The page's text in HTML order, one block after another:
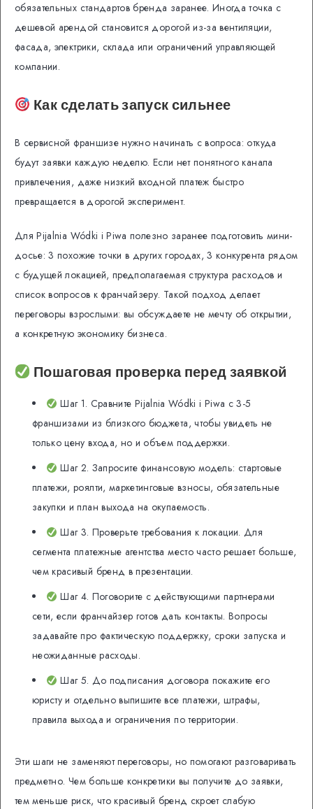
обязательных стандартов бренда заранее. Иногда точка с
дешевой арендой становится дорогой из-за вентиляции,
фасада, электрики, склада или ограничений управляющей
компании.
Как сделать запуск сильнее
В сервисной франшизе нужно начинать с вопроса: откуда
будут заявки каждую неделю. Если нет понятного канала
привлечения, даже низкий входной платеж быстро
превращается в дорогой эксперимент.
Для Pijalnia Wódki i Piwa полезно заранее подготовить мини-
досье: 3 похожие точки в других городах, 3 конкурента рядом
с будущей локацией, предполагаемая структура расходов и
список вопросов к франчайзеру. Такой подход делает
переговоры взрослыми: вы обсуждаете не мечту об открытии,
а конкретную экономику бизнеса.
Пошаговая проверка перед заявкой
Шаг 1. Сравните Pijalnia Wódki i Piwa с 3-5
франшизами из близкого бюджета, чтобы увидеть не
только цену входа, но и объем поддержки.
Шаг 2. Запросите финансовую модель: стартовые
платежи, роялти, маркетинговые взносы, обязательные
закупки и план выхода на окупаемость.
Шаг 3. Проверьте требования к локации. Для
сегмента платежные агентства место часто решает больше,
чем красивый бренд в презентации.
Шаг 4. Поговорите с действующими партнерами
сети, если франчайзер готов дать контакты. Вопросы
задавайте про фактическую поддержку, сроки запуска и
неожиданные расходы.
Шаг 5. До подписания договора покажите его
юристу и отдельно выпишите все платежи, штрафы,
правила выхода и ограничения по территории.
Эти шаги не заменяют переговоры, но помогают разговаривать
предметно. Чем больше конкретики вы получите до заявки,
тем меньше риск, что красивый бренд скроет слабую